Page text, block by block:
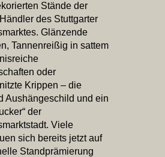
Stände der
des Stuttgarter
Glänzende
Tannenreißig in sattem
oder
Krippen – die
Aushängeschild und ein
der
Viele
sich bereits jetzt auf
Standprämierung